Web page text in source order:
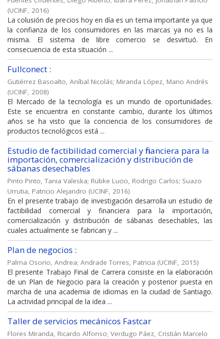
(UCINF, 2016)
La colusión de precios hoy en día es un tema importante ya que
la confianza de los consumidores en las marcas ya no es la
misma. El sistema de libre comercio se desvirtuó. En
consecuencia de esta situación ...
Fullconect :
Gutiérrez Basoalto, Aníbal Nicolás; Miranda López, Mario Andrés
(UCINF, 2008)
El Mercado de la tecnología es un mundo de oportunidades.
Este se encuentra en constante cambio, durante los últimos
años se ha visto que la conciencia de los consumidores de
productos tecnológicos está ...
Estudio de factibilidad comercial y financiera para la
importación, comercialización y distribución de
sábanas desechables
Pinto Pinto, Tania Valeska; Rübke Lucio, Rodrigo Carlos; Suazo
Urrutia, Patricio Alejandro (UCINF, 2016)
En el presente trabajo de investigación desarrolla un estudio de
factibilidad comercial y financiera para la importación,
comercialización y distribución de sábanas desechables, las
cuales actualmente se fabrican y ...
Plan de negocios :
Palma Osorio, Andrea; Andrade Torres, Patricia (UCINF, 2015)
El presente Trabajo Final de Carrera consiste en la elaboración
de un Plan de Negocio para la creación y posterior puesta en
marcha de una academia de idiomas en la ciudad de Santiago.
La actividad principal de la idea ...
Taller de servicios mecánicos Fastcar
Flores Miranda, Ricardo Alfonso; Verdugo Páez, Cristián Marcelo